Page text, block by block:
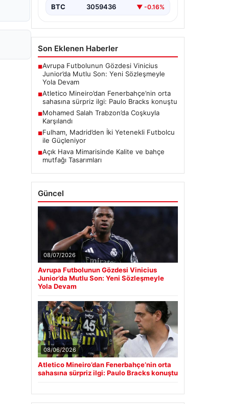
BTC 3059436 ▼ -0.16%
Son Eklenen Haberler
■Avrupa Futbolunun Gözdesi Vinicius
Junior’da Mutlu Son: Yeni Sözleşmeyle
Yola Devam
■Atletico Mineiro’dan Fenerbahçe’nin orta
sahasına sürpriz ilgi: Paulo Bracks konuştu
■Mohamed Salah Trabzon’da Coşkuyla
Karşılandı
■Fulham, Madrid’den İki Yetenekli Futbolcu
ile Güçleniyor
■Açık Hava Mimarisinde Kalite ve bahçe
mutfağı Tasarımları
Güncel
08/07/2026
Avrupa Futbolunun Gözdesi Vinicius
Junior’da Mutlu Son: Yeni Sözleşmeyle
Yola Devam
08/06/2026
Atletico Mineiro’dan Fenerbahçe’nin orta
sahasına sürpriz ilgi: Paulo Bracks konuştu